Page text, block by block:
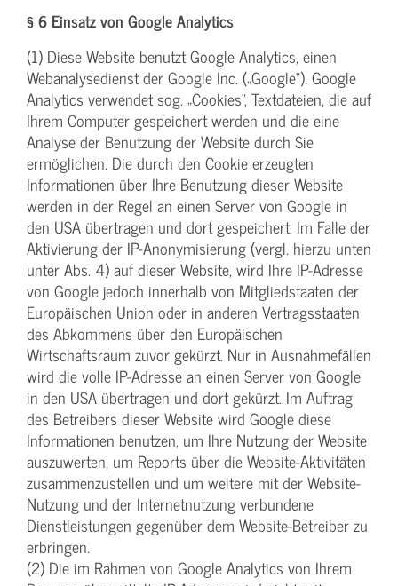
§ 6 Einsatz von Google Analytics
(1) Diese Website benutzt Google Analytics, einen
Webanalysedienst der Google Inc. („Google“). Google
Analytics verwendet sog. „Cookies“, Textdateien, die auf
Ihrem Computer gespeichert werden und die eine
Analyse der Benutzung der Website durch Sie
ermöglichen. Die durch den Cookie erzeugten
Informationen über Ihre Benutzung dieser Website
werden in der Regel an einen Server von Google in
den USA übertragen und dort gespeichert. Im Falle der
Aktivierung der IP-Anonymisierung (vergl. hierzu unten
unter Abs. 4) auf dieser Website, wird Ihre IP-Adresse
von Google jedoch innerhalb von Mitgliedstaaten der
Europäischen Union oder in anderen Vertragsstaaten
des Abkommens über den Europäischen
Wirtschaftsraum zuvor gekürzt. Nur in Ausnahmefällen
wird die volle IP-Adresse an einen Server von Google
in den USA übertragen und dort gekürzt. Im Auftrag
des Betreibers dieser Website wird Google diese
Informationen benutzen, um Ihre Nutzung der Website
auszuwerten, um Reports über die Website-Aktivitäten
zusammenzustellen und um weitere mit der Website-
Nutzung und der Internetnutzung verbundene
Dienstleistungen gegenüber dem Website-Betreiber zu
erbringen.
(2) Die im Rahmen von Google Analytics von Ihrem